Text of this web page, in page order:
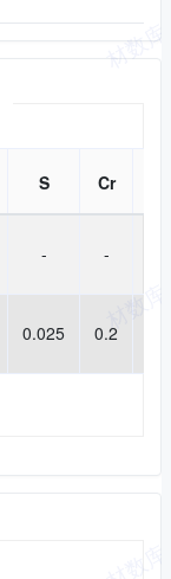
S Cr
- -
0.025 0.2